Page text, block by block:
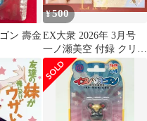
ン 壽金
¥500
EX大衆 2026年 3月号
一ノ瀬美空 付録 クリア
ファイルあり